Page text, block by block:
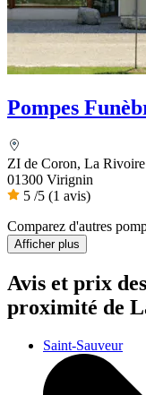
Pompes
ZI de Coron, La Rivoire
01300 Virignin
5 /5 (1 avis)
Comparez d'autres
Afficher plus
Avis et prix des
proximité de
Saint-Sauveur